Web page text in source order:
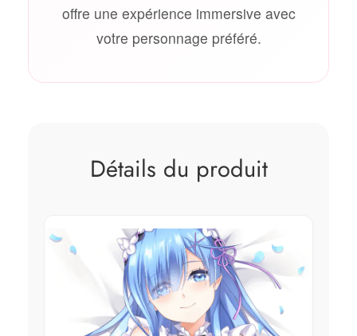
offre une expérience immersive avec
votre personnage préféré.
Détails du produit